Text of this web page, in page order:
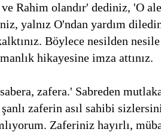
Rahim olandır' dediniz, 'O
yalnız O'ndan yardım
Böylece nesilden
hikayesine imza attınız.
zafera.' Sabreden
zaferin asıl sahibi
Zaferiniz hayırlı,